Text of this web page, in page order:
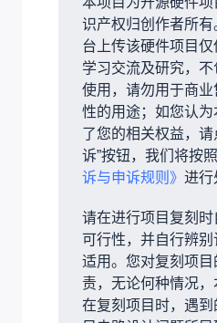
识产权归创作者所
台上传该硬件项目
学习交流及研究，
使用，请勿用于商业
性的用途；如您认
了您的相关权益，请
诉”按钮，我们将按
诉与申诉规则》 进行
请在进行项目复刻
可行性，并自行辨
适用。您对复刻项目
责，无论何种情况
在复刻项目时，遇